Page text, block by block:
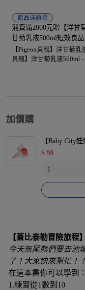
贈品滿額贈
消費滿2000元贈【洋甘
甘菊乳液500ml短效良
【Pigeon貝親】洋甘菊乳
貝親】洋甘菊乳液500ml -
加價購
【Baby City
$ 90
【蓋比泰勒冒險旅程
今天無尾熊們要去池
了！大家快來幫忙！！
在這本書你可以學到：
1.練習從1數到10